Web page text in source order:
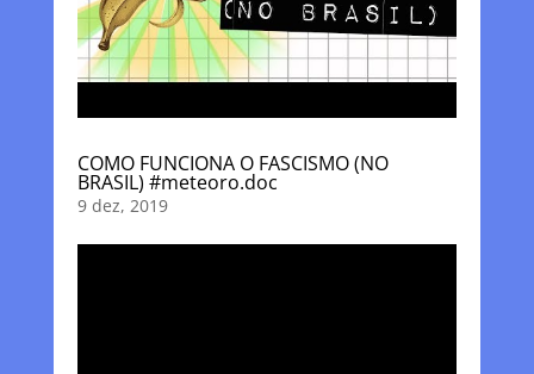
COMO FUNCIONA O FASCISMO (NO
BRASIL) #meteoro.doc
9 dez, 2019